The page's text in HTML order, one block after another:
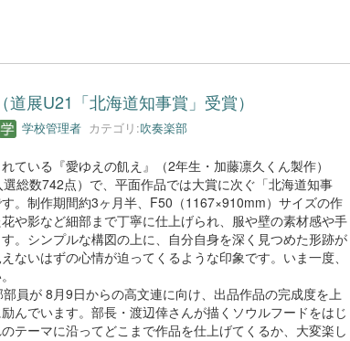
展U21「北海道知事賞」受賞）
学校管理者カテゴリ:吹奏楽部
ている『愛ゆえの飢え』（2年生・加藤凛久くん製作）
総数742点）で、平面作品では大賞に次ぐ「北海道知事
。制作期間約3ヶ月半、F50（1167×910mm）サイズの作
や影など細部まで丁寧に仕上げられ、服や壁の素材感や手
。シンプルな構図の上に、自分自身を深く見つめた形跡が
ないはずの心情が迫ってくるような印象です。いま一度、
。
員が 8月9日からの高文連に向け、出品作品の完成度を上
んでいます。部長・渡辺倖さんが描くソウルフードをはじ
テーマに沿ってどこまで作品を仕上げてくるか、大変楽し